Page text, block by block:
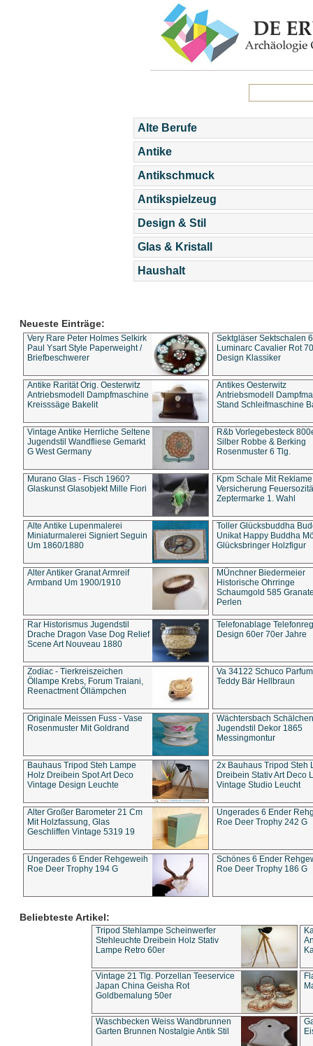
Alte Berufe
Antike
Antikschmuck
Antikspielzeug
Design & Stil
Glas & Kristall
Haushalt
Neueste Einträge:
Very Rare Peter Holmes Selkirk
Paul Ysart Style Paperweight /
Briefbeschwerer
Sektgläser Sektschalen
Luminarc Cavalier Rot
Design Klassiker
Antike Rarität Orig. Oesterwitz
Antriebsmodell Dampfmaschine
Kreisssäge Bakelit
Antikes Oesterwitz
Antriebsmodell
Stand Schleifmaschine
Vintage Antike Herrliche Seltene
Jugendstil Wandfliese Gemarkt
G West Germany
R&b Vorlegebesteck
Silber Robbe & Berking
Rosenmuster 6 Tlg.
Murano Glas - Fisch 1960?
Glaskunst Glasobjekt Mille Fiori
Kpm Schale Mit Reklame
Versicherung
Zeptermarke 1. Wahl
Alte Antike Lupenmalerei
Miniaturmalerei Signiert Seguin
Um 1860/1880
Toller Glücksbuddha
Unikat Happy Buddha
Glücksbringer Holzfigur
Alter Antiker Granat Armreif
Armband Um 1900/1910
MÜnchner Biedermeier
Historische Ohrringe
Schaumgold 585
Perlen
Rar Historismus Jugendstil
Drache Dragon Vase Dog Relief
Scene Art Nouveau 1880
Telefonablage
Design 60er 70er Jahre
Zodiac - Tierkreiszeichen
Öllampe Krebs, Forum Traiani,
Reenactment Öllämpchen
Va 34122 Schuco
Teddy Bär Hellbraun
Originale Meissen Fuss - Vase
Rosenmuster Mit Goldrand
Wächtersbach Schälchen
Jugendstil Dekor 1865
Messingmontur
Bauhaus Tripod Steh Lampe
Holz Dreibein Spot Art Deco
Vintage Design Leuchte
2x Bauhaus Tripod Steh
Dreibein Stativ Art Deco
Vintage Studio Leucht
Alter Großer Barometer 21 Cm
Mit Holzfassung, Glas
Geschliffen Vintage 5319 19
Ungerades 6 Ender
Roe Deer Trophy 242 G
Ungerades 6 Ender Rehgeweih
Roe Deer Trophy 194 G
Schönes 6 Ender
Roe Deer Trophy 186 G
Beliebteste Artikel:
Tripod Stehlampe Scheinwerfer
Stehleuchte Dreibein Holz Stativ
Lampe Retro 60er
Vintage 21 Tlg. Porzellan Teeservice
Japan China Geisha Rot
Goldbemalung 50er
Waschbecken Weiss Wandbrunnen
Garten Brunnen Nostalgie Antik Stil